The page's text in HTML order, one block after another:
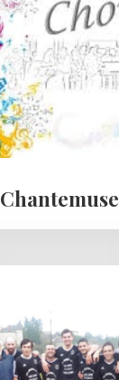
Chantemuse